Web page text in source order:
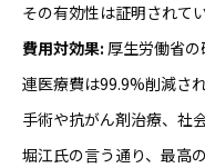
その有効性は証明されてい
費用対効果: 厚生労働省
連医療費は99.9%削減さ
手術や抗がん剤治療、社
堀江氏の言う通り、最高